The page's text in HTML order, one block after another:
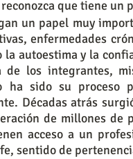
que tiene un
un papel muy
enfermedades
autoestima y la
los integrantes,
sido su proceso
Décadas atrás
de millones de
acceso a un
sentido de